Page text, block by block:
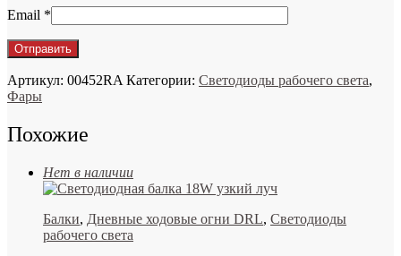
Email *
Артикул: 00452RA Категории: Светодиоды рабочего света,
Фары
Похожие
Нет в наличии
Балки, Дневные ходовые огни DRL, Светодиоды
рабочего света